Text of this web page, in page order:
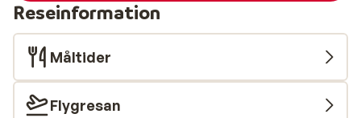
Reseinformation
Måltider
Flygresan